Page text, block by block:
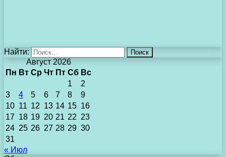
Найти:
Август 2026
Пн Вт Ср Чт Пт Сб Вс
1
2
3
4 5 6 7 8
9
10 11 12 13 14 15 16
17 18 19 20 21 22 23
24 25 26 27 28 29 30
31
« Июл